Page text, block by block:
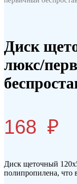
Диск
люкс/
168 ₽
Диск щеточный
полипропилена, что